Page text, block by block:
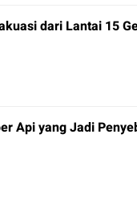
dari Lantai 15
Api yang Jadi